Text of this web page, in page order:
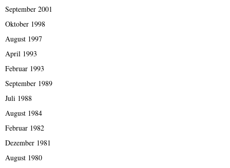
September 2001
Oktober 1998
August 1997
April 1993
Februar 1993
September 1989
Juli 1988
August 1984
Februar 1982
Dezember 1981
August 1980